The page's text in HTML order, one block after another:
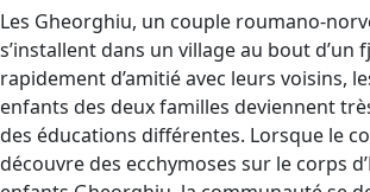
Les Gheorghiu, un couple roumano-
s’installent dans un village au bout d’un
rapidement d’amitié avec leurs voisins,
enfants des deux familles deviennent
des éducations différentes. Lorsque le
découvre des ecchymoses sur le corps